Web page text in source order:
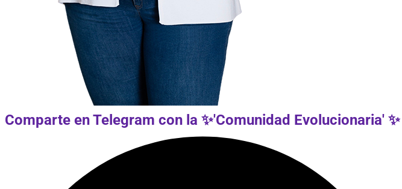
Comparte en Telegram con la ✨'Comunidad Evolucionaria' ✨